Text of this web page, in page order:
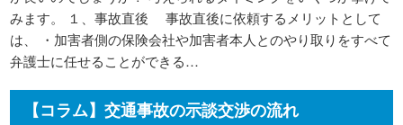
みます。 １、事故直後 事故直後に依頼するメリットとして
は、 ・加害者側の保険会社や加害者本人とのやり取りをすべて
弁護士に任せることができる…
【コラム】交通事故の示談交渉の流れ